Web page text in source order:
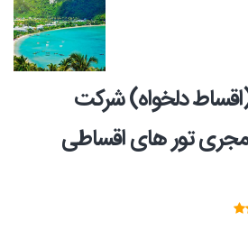
دلخواه) شرکت
مجری تور های اقساطی